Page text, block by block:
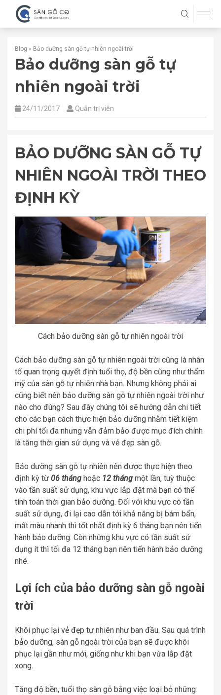
Blog » Bảo dưỡng sàn gỗ tự nhiên ngoài trời
Bảo dưỡng sàn gỗ tự
nhiên ngoài trời
24/11/2017 Quản trị viên
BẢO DƯỠNG SÀN GỖ TỰ
NHIÊN NGOÀI TRỜI THEO
ĐỊNH KỲ
Cách bảo dưỡng sàn gỗ tự nhiên ngoài trời
Cách bảo dưỡng sàn gỗ tự nhiên ngoài trời cũng là nhân
tố quan trọng quyết định tuổi thọ, độ bền cũng như thẩm
mỹ của sàn gỗ tự nhiên nhà bạn. Nhưng không phải ai
cũng biết nên bảo dưỡng sàn gỗ tự nhiên ngoài trời như
nào cho đúng? Sau đây chúng tôi sẽ hướng dẫn chi tiết
cho các bạn cách thực hiện bảo dưỡng nhằm tiết kiệm
chi phí tối đa nhưng vẫn đảm bảo được mục đích chính
là tăng thời gian sử dụng và vẻ đẹp sàn gỗ.
Bảo dưỡng sàn gỗ tự nhiên nên được thực hiện theo
định kỳ từ 06 tháng hoặc 12 tháng một lần, tuỳ thuộc
vào tần suất sử dụng, khu vực lắp đặt mà bạn có thể
tính toán thời gian bảo dưỡng. Đối với khu vực có tần
suất sử dụng, đi lại cao dẫn tới khả năng bị bám bẩn,
mất màu nhanh thì tốt nhất định kỳ 6 tháng bạn nên tiến
hành bảo dưỡng. Còn những khu vực có tần suất sử
dụng ít thì tối đa 12 tháng bạn nên tiến hành bảo dưỡng
nhé.
Lợi ích của bảo dưỡng sàn gỗ ngoài
trời
Khôi phục lại vẻ đẹp tự nhiên như ban đầu. Sau quá trình
bảo dưỡng, sàn gỗ ngoài trời của bạn sẽ được khôi
phục lại gần như mới, giống như khi bạn vừa lắp đặt
xong.
Tăng độ bền, tuổi thọ sàn gỗ bằng việc loại bỏ những